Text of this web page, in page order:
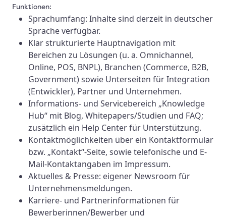
Funktionen:
Sprachumfang: Inhalte sind derzeit in deutscher
Spracheverfügbar.
Klar strukturierte Hauptnavigation mit
Bereichen zu Lösungen (u. a. Omnichannel,
Online, POS, BNPL), Branchen (Commerce, B2B,
Government) sowie Unterseiten für Integration
(Entwickler), Partner und Unternehmen.
Informations- und Servicebereich „Knowledge
Hub“ mit Blog, Whitepapers/Studien und FAQ;
zusätzlich ein Help Center für Unterstützung.
Kontaktmöglichkeiten über ein Kontaktformular
bzw. „Kontakt“-Seite, sowie telefonische und E-
Mail-Kontaktangaben im Impressum.
Aktuelles & Presse: eigener Newsroom für
Unternehmensmeldungen.
Karriere- und Partnerinformationen für
Bewerberinnen/Bewerber und